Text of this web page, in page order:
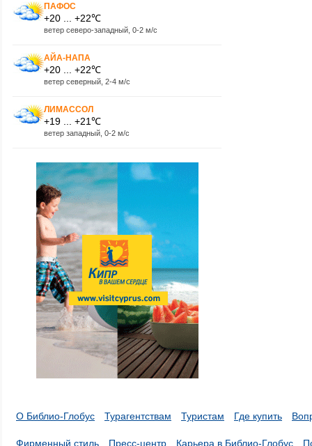
ПАФОС
+20 ... +22℃
ветер северо-западный, 0-2 м/с
АЙА-НАПА
+20 ... +22℃
ветер северный, 2-4 м/с
ЛИМАССОЛ
+19 ... +21℃
ветер западный, 0-2 м/с
О Библио-Глобус Турагентствам Туристам Где купить
Фирменный стиль Пресс-центр Карьера в Библио-Глобус